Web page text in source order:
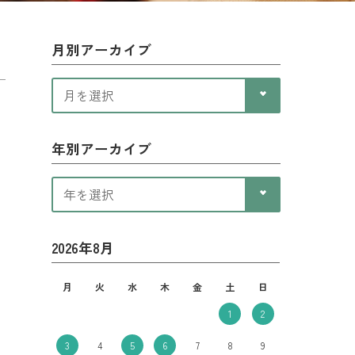
月別アーカイブ
年別アーカイブ
2026年8月
月 火 水 木 金 土
日
1
2
3 4 5 6 7 8 9